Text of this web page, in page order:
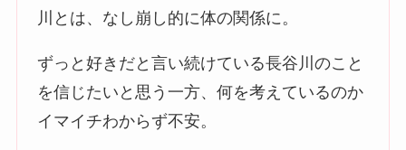
川とは、なし崩し的に体の関係に。
ずっと好きだと言い続けている長谷川のこと
を信じたいと思う一方、何を考えているのか
イマイチわからず不安。